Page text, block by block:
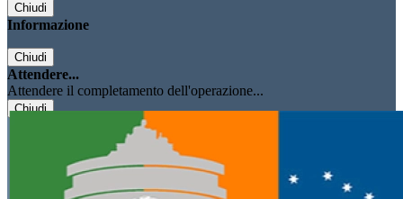
Chiudi
Informazione
Chiudi
Attendere...
Attendere il completamento dell'operazione...
Chiudi